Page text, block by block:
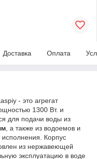
Доставка Оплата
- это агрегат
1300 Вт. и
для подачи воды из
, а также из водоемов и
исполнения. Корпус
из нержавеющей
эксплуатацию в воде